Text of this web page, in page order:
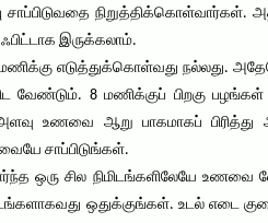
சாப்பிடுவதை
இருக்கலாம்.
எடுத்துக்கொள்வது நல்லது.
வேண்டும். 8 மணிக்குப் பிறகு
உணவை ஆறு பாகமாகப் பிரித்து
சாப்பிடுங்கள்.
ஒரு சில நிமிடங்களிலேயே
ஒதுக்குங்கள். உடல் எடை